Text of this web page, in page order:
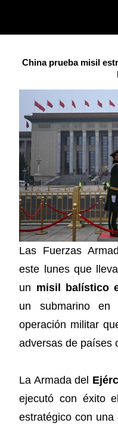
China prueba misil
Las Fuerzas
este lunes que
un misil balístico
un submarino en
operación militar
adversas de países
La Armada del
ejecutó con éxito
estratégico con